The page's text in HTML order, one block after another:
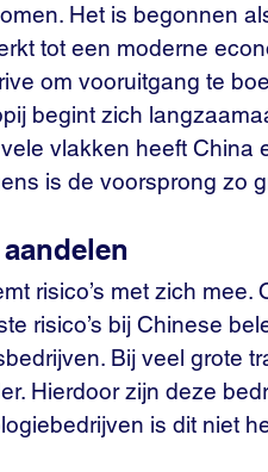
Het is begonnen
tot een moderne
om vooruitgang te
begint zich
vlakken heeft China
is de voorsprong zo
risico’s met zich
risico’s bij Chinese
Bij veel grote
Hierdoor zijn deze
is dit niet